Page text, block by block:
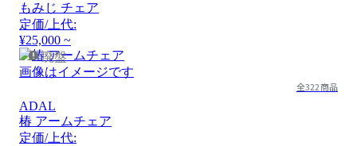
もみじ チェア
定価/上代:
¥25,000 ~
廃盤
画像はイメージです
全322商品
ADAL
椿 アームチェア
定価/上代: